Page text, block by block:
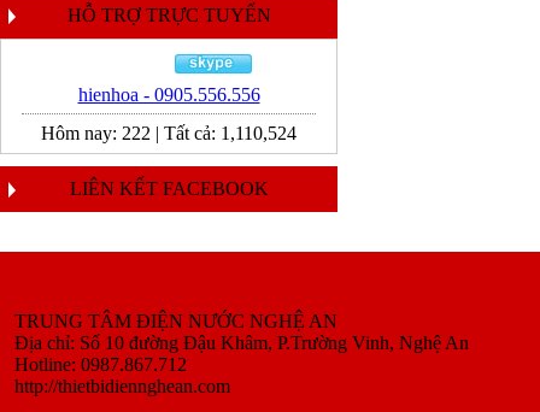
HỖ TRỢ TRỰC TUYẾN
hienhoa - 0905.556.556
Hôm nay: 222 | Tất cả: 1,110,524
LIÊN KẾT FACEBOOK
TRUNG TÂM ĐIỆN NƯỚC NGHỆ AN
Địa chỉ: Số 10 đường Đậu Khâm, P.Trường Vinh, Nghệ An
Hotline: 0987.867.712
http://thietbidiennghean.com